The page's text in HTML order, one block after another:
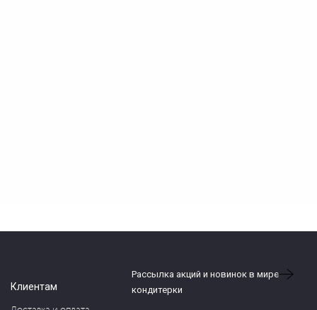
Клиентам
Рассылка акций и новинок в мире
кондитерки